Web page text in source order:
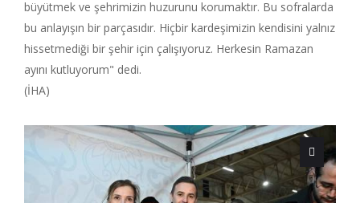
büyütmek ve şehrimizin huzurunu korumaktır. Bu sofralarda
bu anlayışın bir parçasıdır. Hiçbir kardeşimizin kendisini yalnız
hissetmediği bir şehir için çalışıyoruz. Herkesin Ramazan
ayını kutluyorum" dedi.
(İHA)